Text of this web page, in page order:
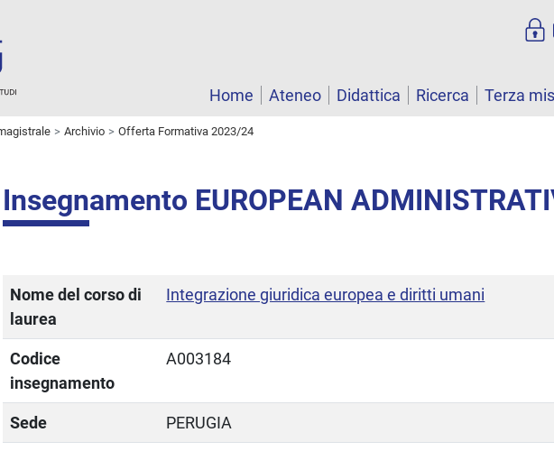
Home
Ateneo Didattica Ricerca Terza
Archivio Offerta Formativa 2023/24
Insegnamento EUROPEAN
Nome del corso di
laurea
Integrazione giuridica europea e diritti umani
Codice
insegnamento
A003184
Sede PERUGIA